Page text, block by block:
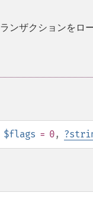
ンザクションをロ
$flags = 0, ?